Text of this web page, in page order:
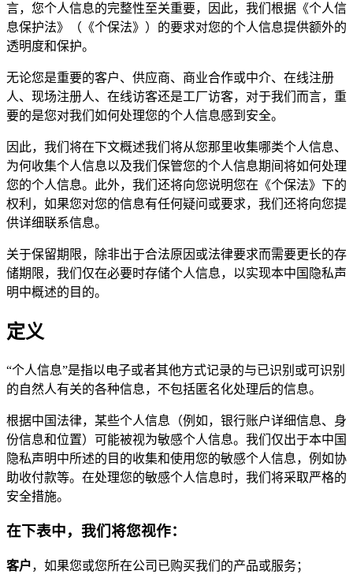
言，您个人信息的完整性至关重要，因此，我们根据《个人信
息保护法》（《个保法》）的要求对您的个人信息提供额外的
透明度和保护。
无论您是重要的客户、供应商、商业合作或中介、在线注册
人、现场注册人、在线访客还是工厂访客，对于我们而言，重
要的是您对我们如何处理您的个人信息感到安全。
因此，我们将在下文概述我们将从您那里收集哪类个人信息、
为何收集个人信息以及我们保管您的个人信息期间将如何处理
您的个人信息。此外，我们还将向您说明您在《个保法》下的
权利，如果您对您的信息有任何疑问或要求，我们还将向您提
供详细联系信息。
关于保留期限，除非出于合法原因或法律要求而需要更长的存
储期限，我们仅在必要时存储个人信息，以实现本中国隐私声
明中概述的目的。
定义
“个人信息”是指以电子或者其他方式记录的与已识别或可识别
的自然人有关的各种信息，不包括匿名化处理后的信息。
根据中国法律，某些个人信息（例如，银行账户详细信息、身
份信息和位置）可能被视为敏感个人信息。我们仅出于本中国
隐私声明中所述的目的收集和使用您的敏感个人信息，例如协
助收付款等。在处理您的敏感个人信息时，我们将采取严格的
安全措施。
在下表中，我们将您视作：
客户，如果您或您所在公司已购买我们的产品或服务；